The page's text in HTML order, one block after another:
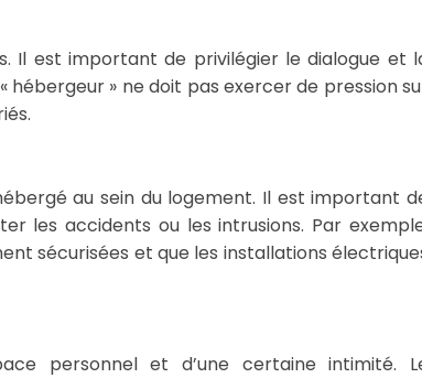
Il est important de privilégier le dialogue et
» ne doit pas exercer de pression
au sein du logement. Il est important
les accidents ou les intrusions. Par
sécurisées et que les installations
personnel et d’une certaine intimité.